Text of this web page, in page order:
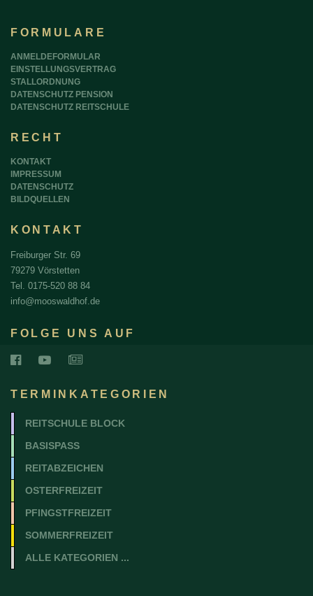
FORMULARE
ANMELDEFORMULAR
EINSTELLUNGSVERTRAG
STALLORDNUNG
DATENSCHUTZ PENSION
DATENSCHUTZ REITSCHULE
RECHT
KONTAKT
IMPRESSUM
DATENSCHUTZ
BILDQUELLEN
KONTAKT
Freiburger Str. 69
79279 Vörstetten
Tel. 0175-520 88 84
info@mooswaldhof.de
FOLGE UNS AUF
TERMINKATEGORIEN
REITSCHULE BLOCK
BASISPASS
REITABZEICHEN
OSTERFREIZEIT
PFINGSTFREIZEIT
SOMMERFREIZEIT
ALLE KATEGORIEN ...